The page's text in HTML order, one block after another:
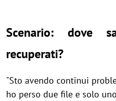
Scenario: dove
recuperati?
"Sto avendo continui
ho perso due file e solo